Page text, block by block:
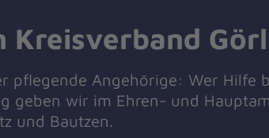
Kreisverband
pflegende Angehörige: Wer Hilfe
geben wir im Ehren- und
und Bautzen.